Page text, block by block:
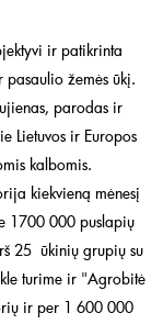
ir patikrinta
žemės ūkį.
parodas ir
Lietuvos ir Europos
kalbomis.
kiekvieną mėnesį
1700 000 puslapių
25 ūkinių grupių su
turime ir "Agrobitė
ir per 1 600 000